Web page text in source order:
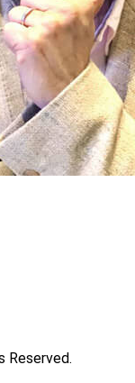
Reserved.